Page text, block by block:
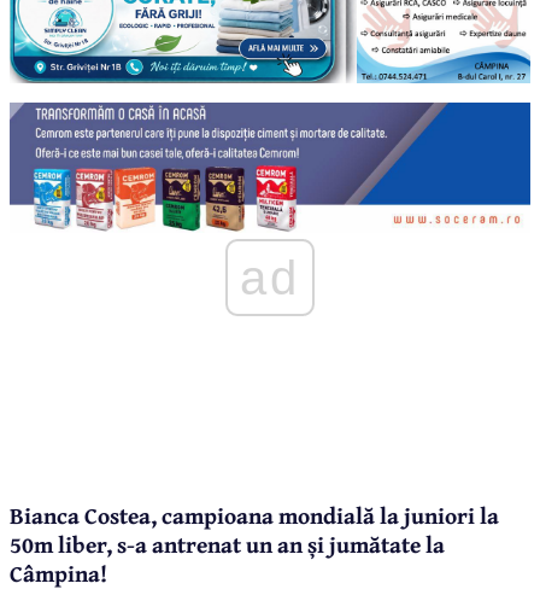
ad
Bianca Costea, campioana mondială la juniori la
50m liber, s-a antrenat un an și jumătate la
Câmpina!